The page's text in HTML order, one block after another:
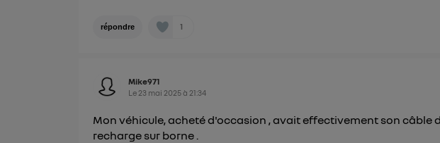
répondre 1
Mike971
Le 23 mai 2025à 21:34
Mon véhicule, acheté d'occasion , avait effectivement son câble
recharge sur borne .